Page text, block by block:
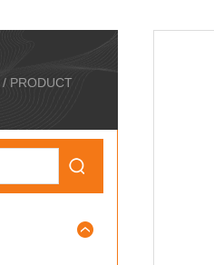
/ PRODUCT